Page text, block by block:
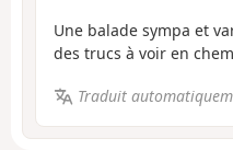
Une balade sympa et
des trucs à voir en
Traduit